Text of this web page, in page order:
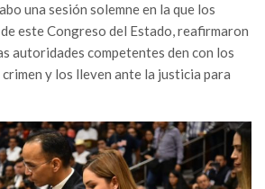
una sesión solemne en la que los
este Congreso del Estado, reafirmaron
autoridades competentes den con los
y los lleven ante la justicia para